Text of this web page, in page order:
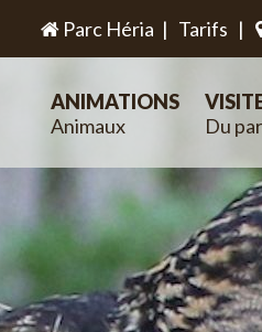
Parc Héria | Tarifs |
ANIMATIONS
Animaux
Du